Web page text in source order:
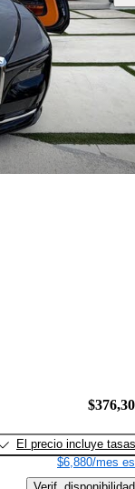
El precio incluye tasas
$6,880/mes